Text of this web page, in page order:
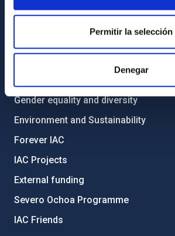
Permitir la selección
Denegar
ABOUT THE IAC
Gender equality and diversity
Environment and Sustainability
Forever IAC
IAC Projects
External funding
Severo Ochoa Programme
IAC Friends